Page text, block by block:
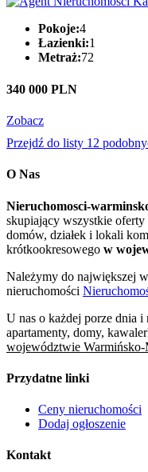
Pokoje:4
Łazienki:1
Metraż:72
340 000 PLN
Zobacz
Przejdź do listy 12
O Nas
Nieruchomosci-
skupiający wszystkie
domów, działek i lokali
krótkookresowego w
Należymy do największej
nieruchomości
U nas o każdej porze dnia i
apartamenty, domy,
województwie Warmińsko-
Przydatne linki
Ceny nieruchomości
Dodaj ogłoszenie
Kontakt